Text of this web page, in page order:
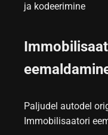
ja kodeerimine
Paljudel autodel
Immobilisaatori